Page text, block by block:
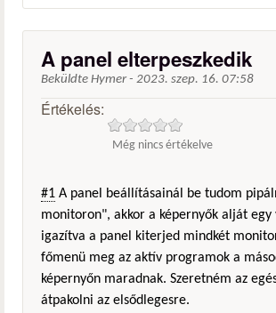
A panel elterpeszkedik
Beküldte Hymer- 2023. szep. 16. 07:58
Értékelés:
Még nincs értékelve
#1 A panel beállításainál be tudom
monitoron", akkor a képernyők alját egy
igazítva a panel kiterjed mindkét
főmenü meg az aktív programok a
képernyőn maradnak. Szeretném az
átpakolni az elsődlegesre.